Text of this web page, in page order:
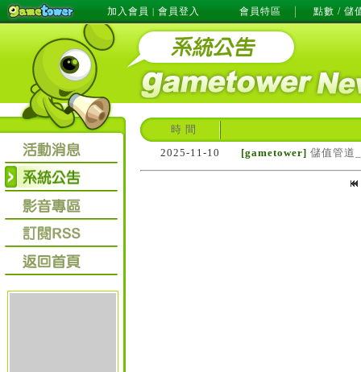
加入會員 | 會員登入 會員特區 點數 / 儲
時 間
2025-11-10
[gametower] 儲值管道